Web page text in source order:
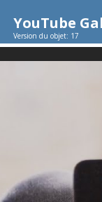
YouTube
Version du objet: 17